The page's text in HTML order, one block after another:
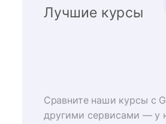
Лучшие курсы
Сравните наши курсы с
другими сервисами — у